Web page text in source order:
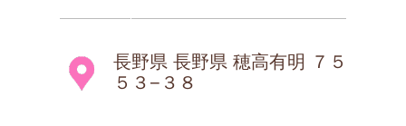
長野県 長野県 穂高有明 ７５
５３−３８